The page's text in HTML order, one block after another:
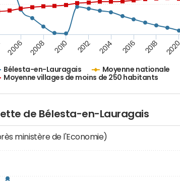
Bélesta-en-Lauragais
Moyenne nationale
Moyenne villages de moins de 250 habitants
2006 2008 2010 2012 2014 2016 2018 2020
de Bélesta-en-Lauragais
ministère de l'Economie)